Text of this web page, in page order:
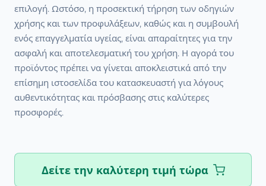
επιλογή. Ωστόσο, η προσεκτική τήρηση των οδηγιών
χρήσης και των προφυλάξεων, καθώς και η συμβουλή
ενός επαγγελματία υγείας, είναι απαραίτητες για την
ασφαλή και αποτελεσματική του χρήση. Η αγορά του
προϊόντος πρέπει να γίνεται αποκλειστικά από την
επίσημη ιστοσελίδα του κατασκευαστή για λόγους
αυθεντικότητας και πρόσβασης στις καλύτερες
προσφορές.
Δείτε την καλύτερη τιμή τώρα